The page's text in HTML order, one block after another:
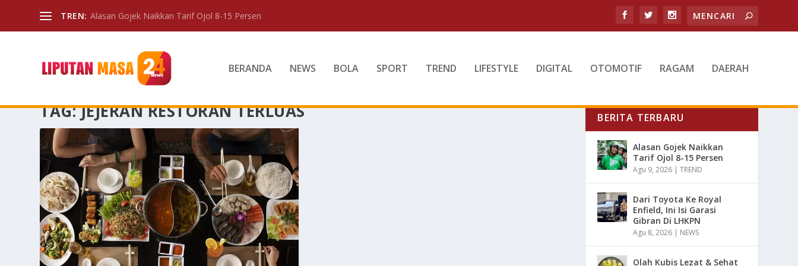
TREN: Alasan Gojek Naikkan Tarif Ojol 8-15 Persen
BERANDA NEWS BOLA SPORT TREND LIFESTYLE DIGITAL OTOMOTIF RAGAM DAERAH
TAG:JEJERAN RESTORAN TERLUAS BERITA TERBARU
Alasan Gojek Naikkan
Tarif Ojol 8-15 Persen
Agu 9, 2026 |TREND
Dari Toyota Ke Royal
Enfield, Ini Isi Garasi
Gibran Di LHKPN
Agu 8, 2026 | NEWS
Olah Kubis Lezat & Sehat